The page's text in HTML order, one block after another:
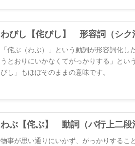
わびし【侘びし】 形容詞（シク
「侘ぶ（わぶ）」という動詞が形容詞化し
うとおりにいかなくてがっかりする」とい
びし」もほぼそのままの意味です。
わぶ【侘ぶ】 動詞（バ行上二段
物事が思い通りにいかず、がっかりするこ